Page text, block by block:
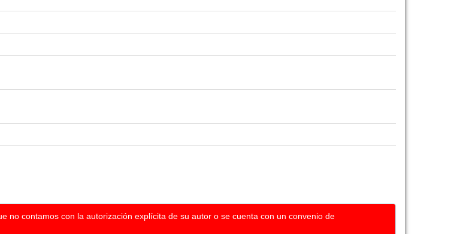
no contamos con la autorización explícita de su autor o se cuenta con un convenio de